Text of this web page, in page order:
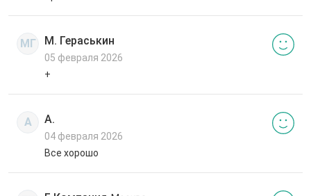
МГ М. Гераськин
05 февраля 2026
+
А А.
04 февраля 2026
Все хорошо